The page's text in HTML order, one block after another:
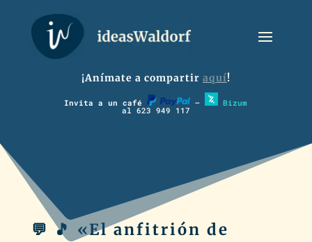
¡Anímate a compartir aquí!
Invita a un café – Bizum
al 623 949 117
💬 🎵 «El anfitrión de